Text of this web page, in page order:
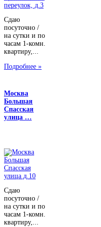
Сдаю
посуточно /
на сутки и по
часам 1-комн.
квартиру,...
Подробнее »
Москва
Большая
Спасская
улица …
Сдаю
посуточно /
на сутки и по
часам 1-комн.
квартиру,...